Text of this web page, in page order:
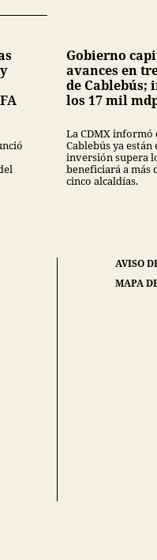
Gobierno
avances en
de Cablebús;
los 17 mil
La CDMX informó
Cablebús ya
inversión supera
beneficiará a más
cinco alcaldías.
AVISO
MAPA